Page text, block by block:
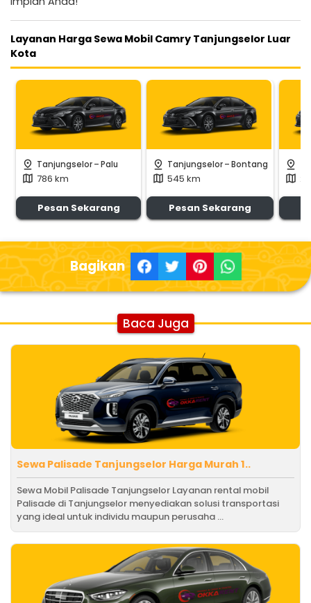
Layanan Harga Sewa Mobil Camry Tanjungselor Luar
Kota
pin_drop Tanjungselor-Palu
map 786 km
Pesan Sekarang
pin_drop Tanjungselor-Bontang
map 545 km
Pesan Sekarang
pin_drop
map
Bagikan
Baca Juga
Sewa Palisade Tanjungselor Harga Murah 1..
Sewa Mobil Palisade Tanjungselor Layanan rental mobil
Palisade di Tanjungselor menyediakan solusi transportasi
yang ideal untuk individu maupun perusaha ...